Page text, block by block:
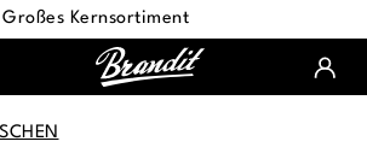
Großes Kernsortiment